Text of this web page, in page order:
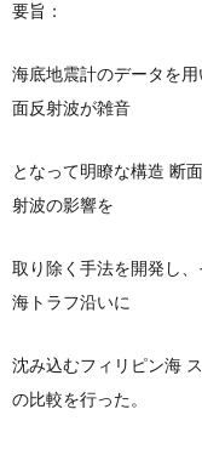
要旨：
海底地震計のデータを
面反射波が雑音
となって明瞭な構造 断
射波の影響を
取り除く手法を開発し
海トラフ沿いに
沈み込むフィリピン海
の比較を行った。